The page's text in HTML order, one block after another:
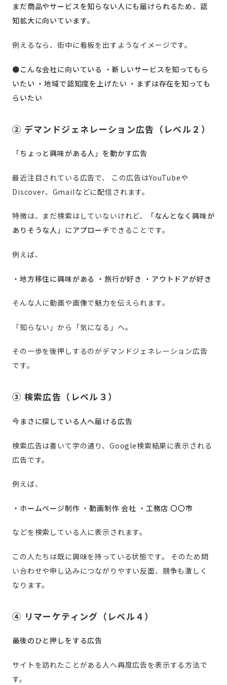
まだ商品やサービスを知らない人にも届けられるため、認
知拡大に向いています。
例えるなら、街中に看板を出すようなイメージです。
●こんな会社に向いている ・新しいサービスを知ってもら
いたい ・地域で認知度を上げたい ・まずは存在を知っても
らいたい
② デマンドジェネレーション広告（レベル２）
「ちょっと興味がある人」を動かす広告
最近注目されている広告で、
この広告はYouTubeや
Discover、Gmailなどに配信されます。
特徴は、まだ検索はしていないけれど、
「なんとなく興味が
ありそうな人」にアプローチできることです。
例えば、
・地方移住に興味がある ・旅行が好き ・アウトドアが好き
そんな人に動画や画像で魅力を伝えられます。
「知らない」から「気になる」へ。
その一歩を後押しするのがデマンドジェネレーション広告
です。
③ 検索広告（レベル３）
今まさに探している人へ届ける広告
検索広告は書いて字の通り、Google検索結果に表示される
広告です。
例えば、
・ホームページ制作 ・動画制作 会社 ・工務店 〇〇市
などを検索している人に表示されます。
この人たちは既に興味を持っている状態です。
そのため問
い合わせや申し込みにつながりやすい反面、競争も激しく
なります。
④ リマーケティング（レベル４）
最後のひと押しをする広告
サイトを訪れたことがある人へ再度広告を表示する方法で
す。